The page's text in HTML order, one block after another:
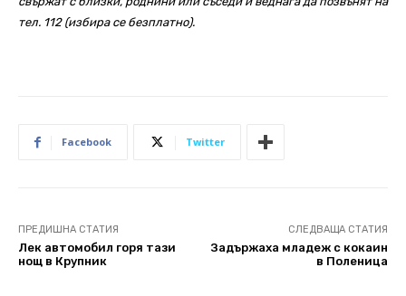
тел. 112 (избира се безплатно).
Facebook Twitter
ПРЕДИШНА СТАТИЯ
Лек автомобил горя тази
нощ в Крупник
СЛЕДВАЩА СТАТИЯ
Задържаха младеж с кокаин
в Поленица